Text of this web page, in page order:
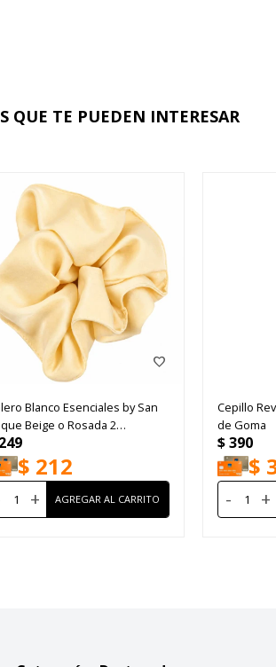
QUE TE PUEDEN INTERESAR
Blanco Esenciales by San
Beige o Rosada 2
249
$ 212
+
Cepillo
de Goma
$390
$
- +